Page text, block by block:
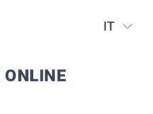
IT
ONLINE